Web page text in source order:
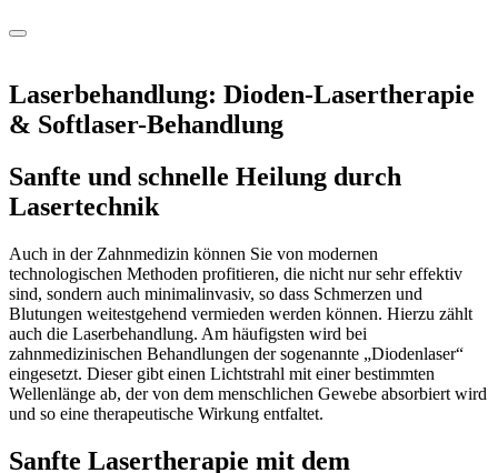
Laserbehandlung: Dioden-Lasertherapie
& Softlaser-Behandlung
Sanfte und schnelle Heilung durch
Lasertechnik
Auch in der Zahnmedizin können Sie von modernen
technologischen Methoden profitieren, die nicht nur sehr effektiv
sind, sondern auch minimalinvasiv, so dass Schmerzen und
Blutungen weitestgehend vermieden werden können. Hierzu zählt
auch die Laserbehandlung. Am häufigsten wird bei
zahnmedizinischen Behandlungen der sogenannte „Diodenlaser“
eingesetzt. Dieser gibt einen Lichtstrahl mit einer bestimmten
Wellenlänge ab, der von dem menschlichen Gewebe absorbiert wird
und so eine therapeutische Wirkung entfaltet.
Sanfte Lasertherapie mit dem